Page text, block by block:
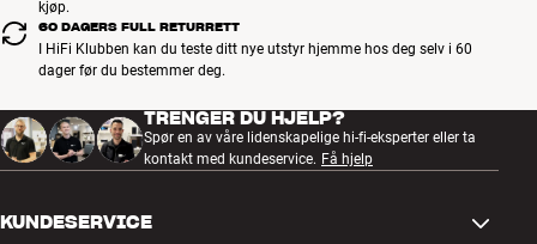
kjøp.
60 DAGERS FULL RETURRETT
I HiFi Klubben kan du teste ditt nye utstyr hjemme hos deg selv i 60
dager før du bestemmer deg.
TRENGER DU HJELP?
Spør en av våre lidenskapelige hi-fi-eksperter eller ta
kontakt med kundeservice. Få hjelp
KUNDESERVICE